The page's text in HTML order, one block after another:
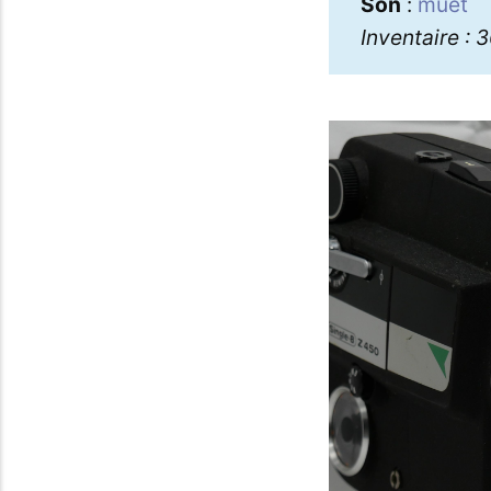
Inventaire :